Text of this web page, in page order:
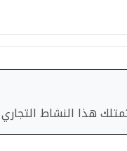
هذا النشاط التجاري